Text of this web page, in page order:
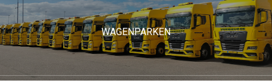
WAGENPARKEN